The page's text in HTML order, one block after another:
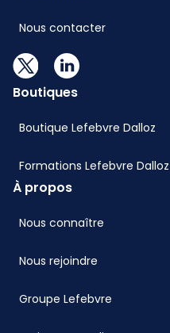
Nous contacter
Boutiques
Boutique Lefebvre Dalloz
Formations Lefebvre Dalloz
À propos
Nous connaître
Nous rejoindre
Groupe Lefebvre